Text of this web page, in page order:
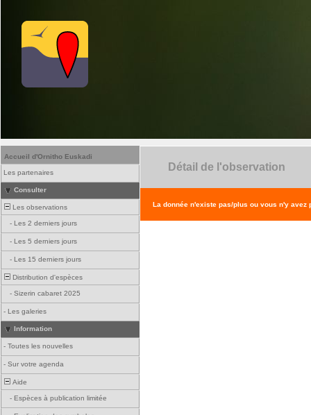
Accueil d'Ornitho Euskadi
Les partenaires
Consulter
Les observations
- Les 2 derniers jours
- Les 5 derniers jours
- Les 15 derniers jours
Distribution d'espèces
- Sizerin cabaret 2025
- Les galeries
Information
- Toutes les nouvelles
- Sur votre agenda
Aide
- Espèces à publication limitée
Détail de l'observation
La donnée n'existe pas/plus ou vous n'y avez